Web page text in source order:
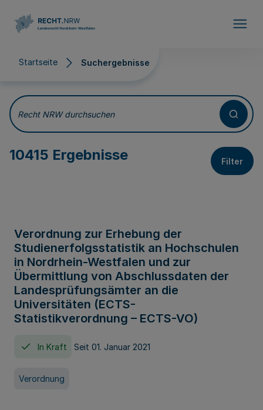
Startseite Suchergebnisse
Suchergebnisse
Recht NRW durchsuchen
10415 Ergebnisse Filter
Verordnung zur Erhebung der
Studienerfolgsstatistik an Hochschulen
in Nordrhein-Westfalen und zur
Übermittlung von Abschlussdaten der
Landesprüfungsämter an die
Universitäten (ECTS-
Statistikverordnung – ECTS-VO)
In Kraft Seit 01. Januar 2021
Verordnung